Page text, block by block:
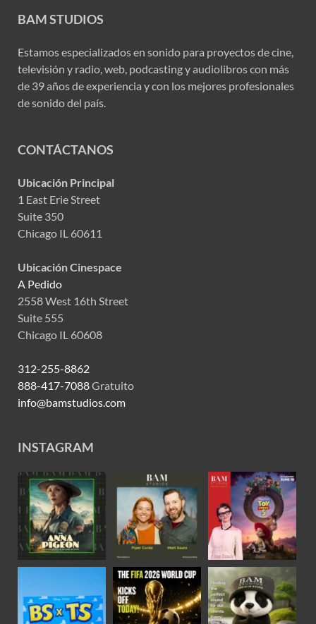
BAM STUDIOS
Estamos especializados en sonido para proyectos de cine,
televisión y radio, web, podcasting y audiolibros con más
de 39 años de experiencia y con los mejores profesionales
de sonido del país.
CONTÁCTANOS
Ubicación Principal
1 East Erie Street
Suite 350
Chicago IL 60611
Ubicación Cinespace
A Pedido
2558 West 16th Street
Suite 555
Chicago IL 60608
312-255-8862
888-417-7088Gratuito
info@bamstudios.com
INSTAGRAM